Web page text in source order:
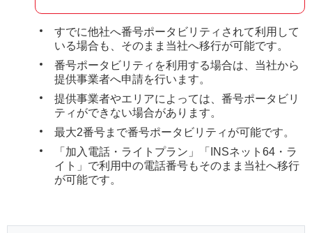
すでに他社へ番号ポータビリティされて利用して
いる場合も、そのまま当社へ移行が可能です。
番号ポータビリティを利用する場合は、当社から
提供事業者へ申請を行います。
提供事業者やエリアによっては、番号ポータビリ
ティができない場合があります。
最大2番号まで番号ポータビリティが可能です。
「加入電話・ライトプラン」「INSネット64・ラ
イト」で利用中の電話番号もそのまま当社へ移行
が可能です。